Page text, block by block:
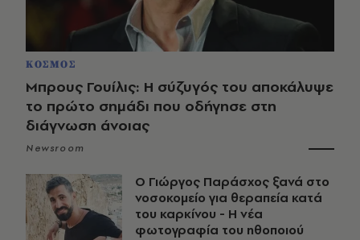
ΚΟΣΜΟΣ
Μπρους Γουίλις: Η σύζυγός του αποκάλυψε
το πρώτο σημάδι που οδήγησε στη
διάγνωση άνοιας
Newsroom
O Γιώργος Παράσχος ξανά στο
νοσοκομείο για θεραπεία κατά
του καρκίνου - Η νέα
φωτογραφία του ηθοποιού